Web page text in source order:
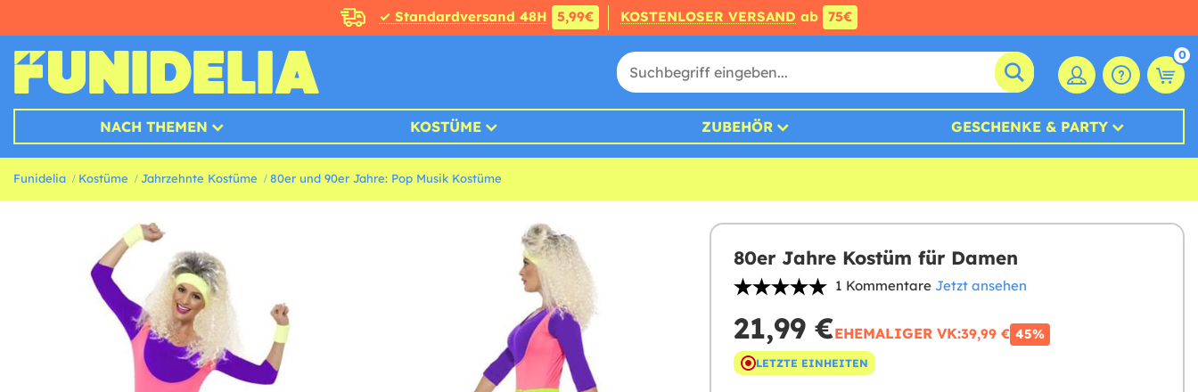
✓ Standardversand 48H 5,99€ KOSTENLOSER VERSAND ab 75€
0
NACH THEMEN KOSTÜME ZUBEHÖR GESCHENKE & PARTY
Funidelia Kostüme Jahrzehnte Kostüme 80er und 90er Jahre: Pop Musik Kostüme
80er Jahre Kostüm für Damen
1 Kommentare Jetzt ansehen
21,99 €EHEMALIGER VK:39,99 € 45%
LETZTE EINHEITEN